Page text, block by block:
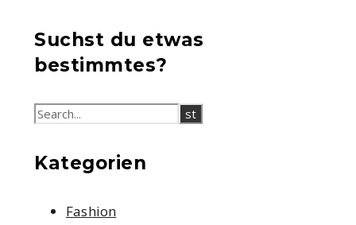
Suchst du etwas
bestimmtes?
Kategorien
Fashion